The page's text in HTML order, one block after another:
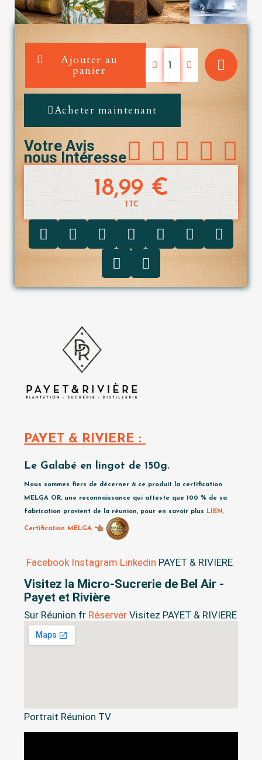
Ajouter au
panier
Acheter maintenant
Votre Avis
nous Intéresse    
18,99 €
TTC
PAYET & RIVIERE :
Le Galabé en lingot de 150g.
Nous sommes fiers de décerner à ce produit la certification
MELGA OR, une reconnaissance qui atteste que 100 % de sa
fabrication provient de la réunion, pour en savoir plus LIEN,
Certification MELGA
Facebook Instagram Linkedin PAYET & RIVIERE
Visitez la Micro-Sucrerie de Bel Air -
Payet et Rivière
Sur Réunion.fr Réserver Visitez PAYET & RIVIERE
Portrait Réunion TV